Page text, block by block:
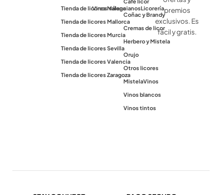
Tienda de licores Málaga
Tienda de licores Mallorca
Tienda de licores Murcia
Tienda de licores Sevilla
Tienda de licores Valencia
Tienda de licores Zaragoza
Vinos valencianosLicorería
Coñac y Brandy
Cremas de licor
Herbero y Mistela
Orujo
Otros licores
MistelaVinos
Vinos blancos
Vinos tintos
premios
exclusivos. Es
fácil y gratis.